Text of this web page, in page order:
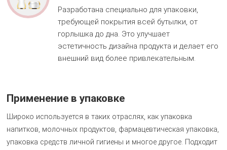
Разработана специально для упаковки,
требующей покрытия всей бутылки, от
горлышка до дна. Это улучшает
эстетичность дизайна продукта и делает его
внешний вид более привлекательным.
Применение в упаковке
Широко используется в таких отраслях, как упаковка
напитков, молочных продуктов, фармацевтическая упаковка,
упаковка средств личной гигиены и многое другое. Подходит